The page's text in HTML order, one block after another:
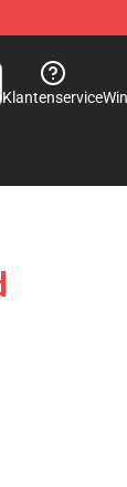
Klantenservice